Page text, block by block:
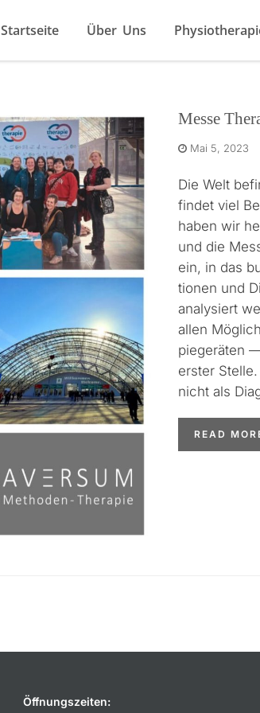
Startseite Über Uns
Messe
Mai 5, 2023
Die Welt
find­et viel
haben wir
und die
ein, in das
tio­nen und
analysiert
allen
piegeräten
erster
nicht als
READ
Öffnungszeiten: